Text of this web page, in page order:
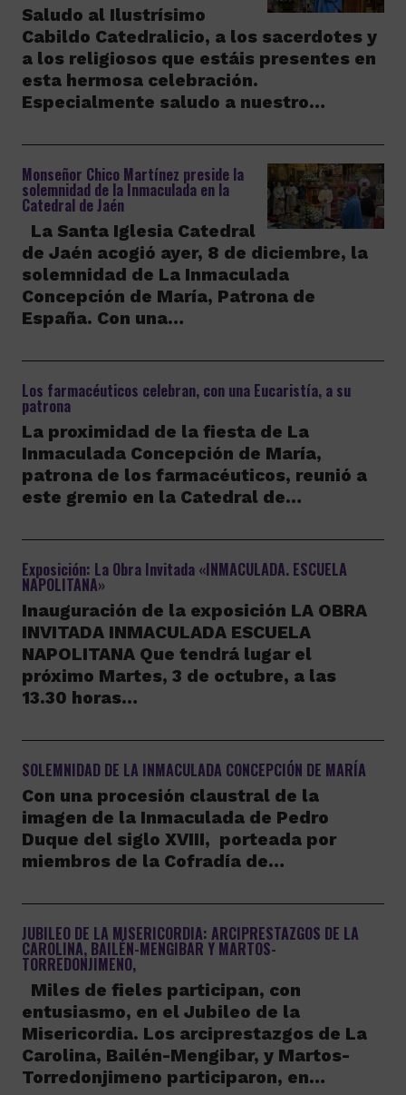
Saludo al Ilustrísimo
Cabildo Catedralicio, a los sacerdotes y
a los religiosos que estáis presentes en
esta hermosa celebración.
Especialmente saludo a nuestro…
Monseñor Chico Martínez preside la
solemnidad de la Inmaculada en la
Catedral de Jaén
La Santa Iglesia Catedral
de Jaén acogió ayer, 8 de diciembre, la
solemnidad de La Inmaculada
Concepción de María, Patrona de
España. Con una…
Los farmacéuticos celebran, con una Eucaristía, a su
patrona
La proximidad de la fiesta de La
Inmaculada Concepción de María,
patrona de los farmacéuticos, reunió a
este gremio en la Catedral de…
Exposición: La Obra Invitada «INMACULADA. ESCUELA
NAPOLITANA»
Inauguración de la exposición LA OBRA
INVITADA INMACULADA ESCUELA
NAPOLITANA Que tendrá lugar el
próximo Martes, 3 de octubre, a las
13.30 horas…
SOLEMNIDAD DE LA INMACULADA CONCEPCIÓN DE MARÍA
Con una procesión claustral de la
imagen de la Inmaculada de Pedro
Duque del siglo XVIII, porteada por
miembros de la Cofradía de…
JUBILEO DE LA MISERICORDIA: ARCIPRESTAZGOS DE LA
CAROLINA, BAILÉN-MENGIBAR Y MARTOS-
TORREDONJIMENO,
Miles de fieles participan, con
entusiasmo, en el Jubileo de la
Misericordia. Los arciprestazgos de La
Carolina, Bailén-Mengibar, y Martos-
Torredonjimeno participaron, en…